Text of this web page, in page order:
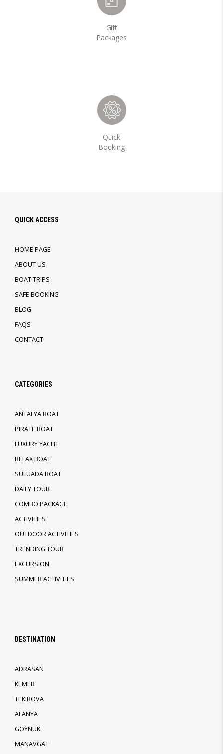
Gift
Packages
Quick
Booking
QUICK ACCESS
HOME PAGE
ABOUT US
BOAT TRIPS
SAFE BOOKING
BLOG
FAQS
CONTACT
CATEGORIES
ANTALYA BOAT
PIRATE BOAT
LUXURY YACHT
RELAX BOAT
SULUADA BOAT
DAILY TOUR
COMBO PACKAGE
ACTIVITIES
OUTDOOR ACTIVITIES
TRENDING TOUR
EXCURSION
SUMMER ACTIVITIES
DESTINATION
ADRASAN
KEMER
TEKIROVA
ALANYA
GOYNUK
MANAVGAT